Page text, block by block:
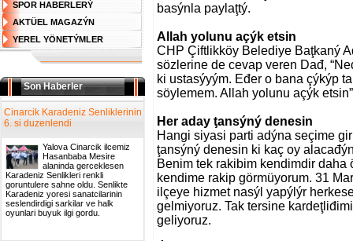
basýnla paylaţtý.
Allah yolunu açýk etsin
CHP Çiftlikköy Belediye Baţkaný
sözlerine de cevap veren Dađ,
ki ustasýyým. Eđer o bana çýkýp
söylemem. Allah yolunu açýk
Her aday ţansýný denesin
Hangi siyasi parti adýna seçime
ţansýný denesin ki kaç oy
Benim tek rakibim kendimdir
kendime rakip görmüyorum. 31
ilçeye hizmet nasýl yapýlýr
gelmiyoruz. Tak tersine
geliyoruz.
SPOR HABERLERÝ
AKTÜEL MAGAZÝN
YEREL YÖNETÝMLER
Son Haberler
Cinarcik Karadeniz Senliklerinin
6. si duzenlendi
Yalova Cinarcik ilcemiz
Hasanbaba Mesire
alaninda gerceklesen
Karadeniz Senlikleri renkli
goruntulere sahne oldu. Senlikte
Karadeniz yoresi sanatcilarinin
seslendirdigi sarkilar ve halk
oyunlari buyuk ilgi gordu.